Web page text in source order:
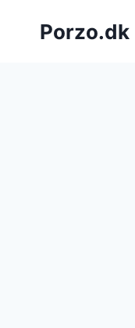
Porzo.dk